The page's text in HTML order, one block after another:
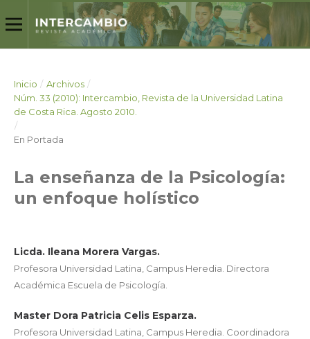
Inicio / Archivos /
Núm. 33 (2010): Intercambio, Revista de la Universidad Latina
de Costa Rica. Agosto 2010.
/
En Portada
La enseñanza de la Psicología:
un enfoque holístico
Licda. Ileana Morera Vargas.
Profesora Universidad Latina, Campus Heredia. Directora
Académica Escuela de Psicología.
Master Dora Patricia Celis Esparza.
Profesora Universidad Latina, Campus Heredia. Coordinadora